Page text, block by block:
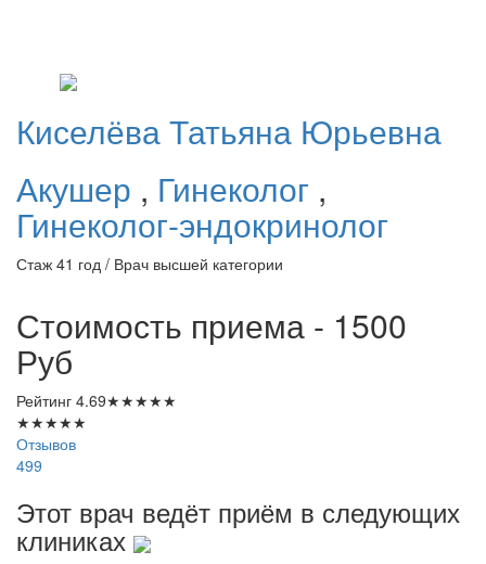
КиселёваТатьяна Юрьевна
Акушер , Гинеколог ,
Гинеколог-эндокринолог
Стаж 41 год / Врач высшей категории
Стоимость приема - 1500
Руб
Рейтинг 4.69★★★★★
★★★★★
Отзывов
499
Этот врач ведёт приём в следующих
клиниках